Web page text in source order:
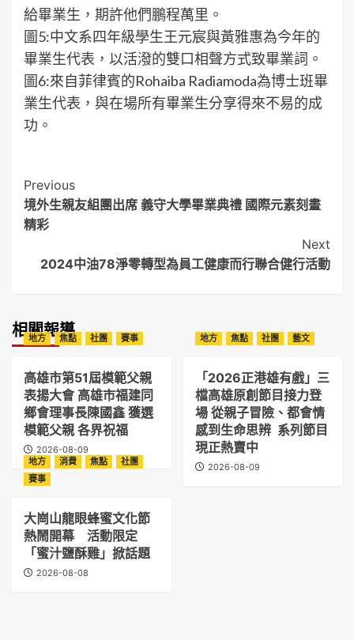
給畢業生，期許他們鵬程萬里。
圖5:中文系四年級學生王元宸與黃雅惠為今年的
畢業生代表，以活潑的雙口相聲方式致畢業詞。
圖6:來自菲律賓的Rohaiba Radiamoda為博士班畢
業生代表，與在場所有畢業生分享得來不易的成
功。
Post
Navigation
Previous
境外生親友組團出席 義守大學畢業典禮 國際元素刻畫
精彩
Next
2024中油78淨零轉型為員工健康而行聯合健行活動
相關報導
地方 焦點 社團 賽事
高雄市第51屆模範父親
表揚大會 高雄市福建同
鄉會理事長陳國鑫 獲選
模範父親 各界祝福
2026-08-09
地方 焦點 社團 藝文
「2026正港雄有戲」三
檔高雄原創節目接力登
場 從親子冒險、都會情
感到生命思辨 系列節目
現正熱賣中
2026-08-09
地方 消費 焦點
社團
賽事
大崗山龍眼蜂蜜文化節
熱鬧開幕 活動限定
「蜜汁鹽酥雞」掀話題
2026-08-08